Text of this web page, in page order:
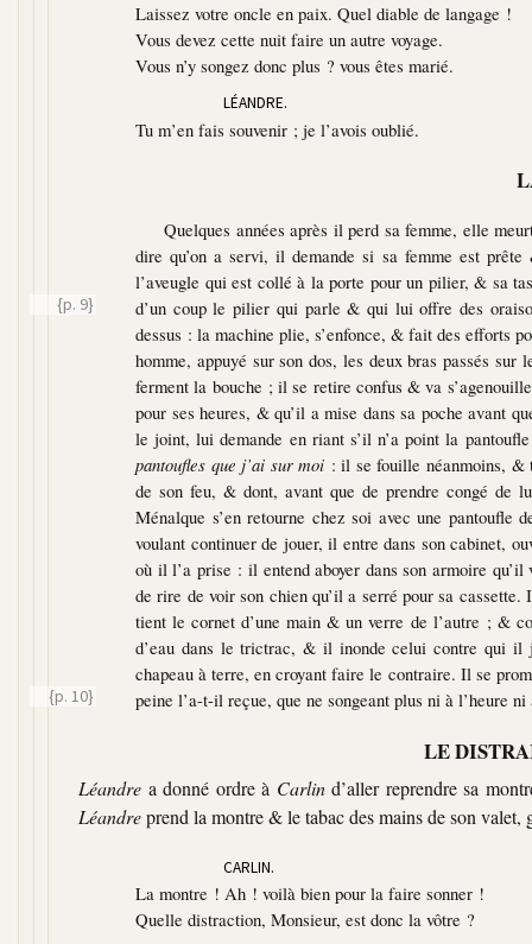
Laissez votre oncle en paix. Quel diable de langage !
Vous devez cette nuit faire un autre voyage.
Vous n’y songez donc plus ? vous êtes marié.
LÉANDRE.
Tu m’en fais souvenir ; je l’avois oublié.
Quelques années après il perd sa femme, elle
dire qu’on a servi, il demande si sa femme est
l’aveugle qui est collé à la porte pour un pilier, & sa
d’un coup le pilier qui parle & qui lui offre des
{p. 9}
dessus : la machine plie, s’enfonce, & fait des efforts
homme, appuyé sur son dos, les deux bras passés
ferment la bouche ; il se retire confus & va
pour ses heures, & qu’il a mise dans sa poche avant
le joint, lui demande en riant s’il n’a point la
pantoufles que j’ai sur moi : il se fouille néanmoins, &
de son feu, & dont, avant que de prendre congé de
Ménalque s’en retourne chez soi avec une
voulant continuer de jouer, il entre dans son cabinet,
où il l’a prise : il entend aboyer dans son armoire
de rire de voir son chien qu’il a serré pour sa
tient le cornet d’une main & un verre de l’autre ; &
d’eau dans le trictrac, & il inonde celui contre qui
chapeau à terre, en croyant faire le contraire. Il se
peine l’a-t-il
{p. 10} reçue, que ne songeant plus ni à l’heure
LE
Léandre a donné ordre à Carlind’aller reprendre sa
Léandreprend la montre & le tabac des mains de son
CARLIN.
La montre ! Ah ! voilà bien pour la faire sonner !
Quelle distraction, Monsieur, est donc la vôtre ?